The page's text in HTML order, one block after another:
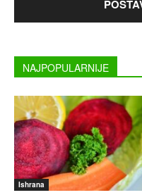
NAJPOPULARNIJE
Ishrana